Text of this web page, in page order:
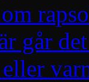
går